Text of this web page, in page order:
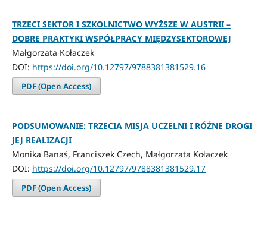
TRZECI SEKTOR I SZKOLNICTWO WYŻSZE W AUSTRII –
DOBRE PRAKTYKI WSPÓŁPRACY MIĘDZYSEKTOROWEJ
Małgorzata Kołaczek
DOI: https://doi.org/10.12797/9788381381529.16
PDF (Open Access)
PODSUMOWANIE: TRZECIA MISJA UCZELNI I RÓŻNE DROGI
JEJ REALIZACJI
Monika Banaś, Franciszek Czech, Małgorzata Kołaczek
DOI: https://doi.org/10.12797/9788381381529.17
PDF (Open Access)